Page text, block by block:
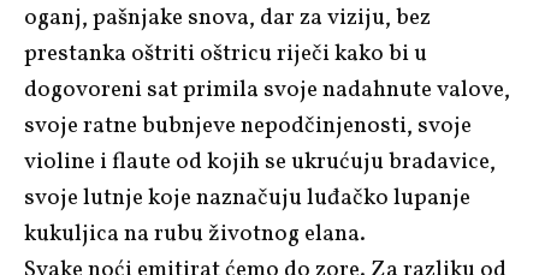
oganj, pašnjake snova, dar za viziju, bez
prestanka oštriti oštricu riječi kako bi u
dogovoreni sat primila svoje nadahnute valove,
svoje ratne bubnjeve nepodčinjenosti, svoje
violine i flaute od kojih se ukrućuju bradavice,
svoje lutnje koje naznačuju luđačko lupanje
kukuljica na rubu životnog elana.